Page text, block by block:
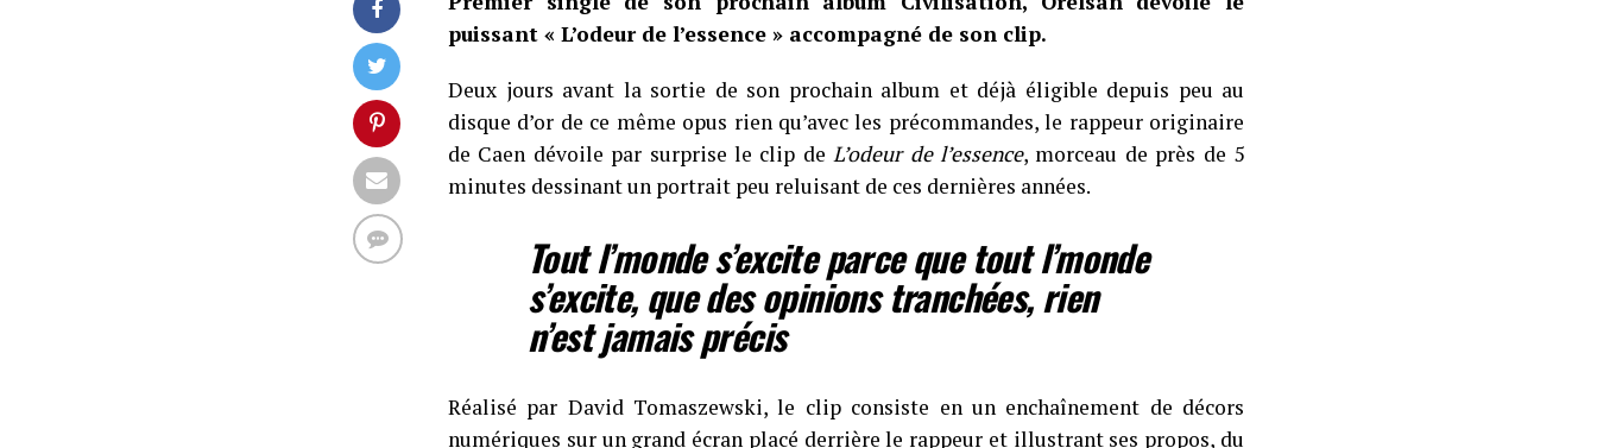
puissant « L’odeur de l’essence » accompagné de son clip.
Deux jours avant la sortie de son prochain album et déjà éligible depuis peu au
disque d’or de ce même opus rien qu’avec les précommandes, le rappeur originaire
de Caen dévoile par surprise le clip deL’odeur de l’essence, morceau de près de 5
minutes dessinant un portrait peu reluisant de ces dernières années.
Tout l’monde s’excite parce que tout l’monde
s’excite, que des opinions tranchées, rien
n’est jamais précis
Réalisé par David Tomaszewski, le clip consiste en un enchaînement de décors
numériques sur un grand écran placé derrière le rappeur et illustrant ses propos, du